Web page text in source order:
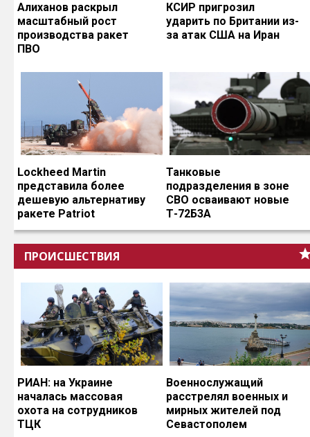
Алиханов раскрыл
масштабный рост
производства ракет
ПВО
КСИР пригрозил
ударить по Британии из-
за атак США на Иран
Lockheed Martin
представила более
дешевую альтернативу
ракете Patriot
Танковые
подразделения в зоне
СВО осваивают новые
Т-72Б3А
ПРОИСШЕСТВИЯ
РИАН: на Украине
началась массовая
охота на сотрудников
ТЦК
Военнослужащий
расстрелял военных и
мирных жителей под
Севастополем